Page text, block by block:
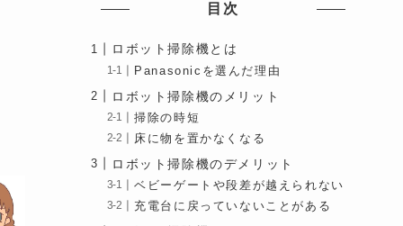
目次
ロボット掃除機とは
Panasonicを選んだ理由
ロボット掃除機のメリット
掃除の時短
床に物を置かなくなる
ロボット掃除機のデメリット
ベビーゲートや段差が越えられない
充電台に戻っていないことがある